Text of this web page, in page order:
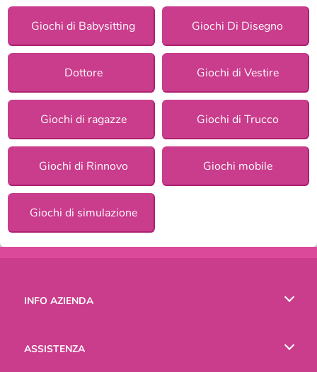
Giochi di Babysitting Giochi Di Disegno
Dottore Giochi di Vestire
Giochi di ragazze Giochi di Trucco
Giochi di Rinnovo Giochi mobile
Giochi di simulazione
INFO AZIENDA
ASSISTENZA